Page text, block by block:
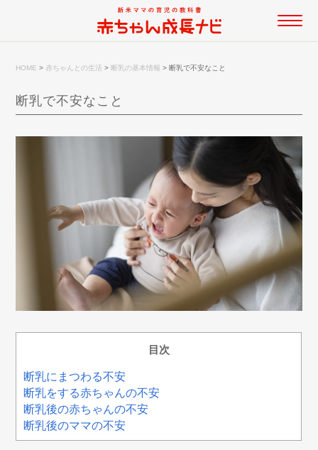
HOME > 赤ちゃんとの生活 > 断乳の基本情報 > 断乳で不安なこと
断乳で不安なこと
目次
断乳にまつわる不安
断乳をする赤ちゃんの不安
断乳後の赤ちゃんの不安
断乳後のママの不安